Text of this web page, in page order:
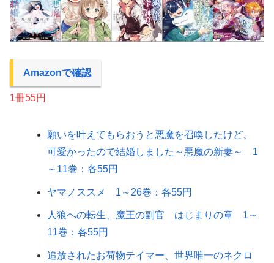
Amazonで確認
1冊55円
願いを叶えてもらおうと悪魔を召喚したけど、
可愛かったので結婚しました～悪魔の新妻～ 1
～11巻：各55円
ヤマノススメ 1～26巻：各55円
人狼への転生、魔王の副官 はじまりの章 1～
11巻：各55円
追放されたお荷物テイマー、世界唯一のネクロ